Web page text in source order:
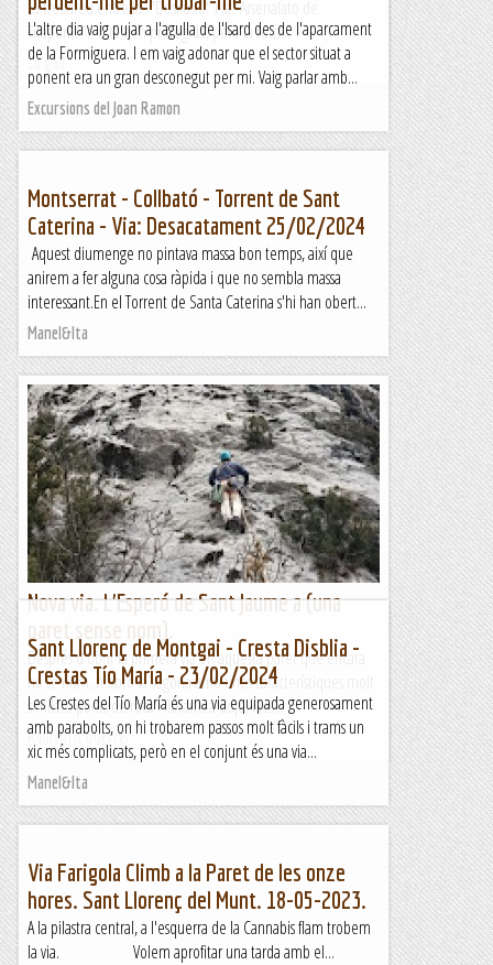
La trobareu entre la "Desilusió" i la "Arsenalato de
Titaponio". Està ben protegida, però la roca...
Lo gall
L'altre dia vaig pujar a l'agulla de l'Isard des de l'aparcament
de la Formiguera. I em vaig adonar que el sector situat a
ponent era un gran desconegut per mi. Vaig parlar amb...
Excursions del Joan Ramon
Montserrat - Collbató - Torrent de Sant
Caterina - Via: Desacatament 25/02/2024
Aquest diumenge no pintava massa bon temps, així que
anirem a fer alguna cosa ràpida i que no sembla massa
interessant.En el Torrent de Santa Caterina s'hi han obert...
Manel&Ita
Nova via. L'Esperó de Sant Jaume a (una
Després d'obrir la primera via en aquesta paret que encara
no té nom, n'obro la segona amb unes característiques molt
similars: ponts de roca i flotants a dojo, i les...
Romàntic Guerrer
Sant Llorenç de Montgai - Cresta Disblia -
Crestas Tío María - 23/02/2024
Les Crestes del Tío María és una via equipada generosament
amb parabolts, on hi trobarem passos molt fàcils i trams un
xic més complicats, però en el conjunt és una via...
Manel&Ita
Via Farigola Climb a la Paret de les onze
hores. Sant Llorenç del Munt. 18-05-2023.
A la pilastra central, a l'esquerra de la Cannabis flam trobem
la via. Volem aprofitar una tarda amb el...